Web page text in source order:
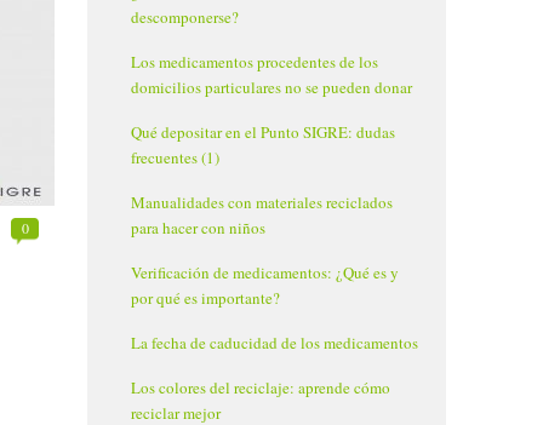
0
descomponerse?
Los medicamentos procedentes de los
domicilios particulares no se pueden donar
Qué depositar en el Punto SIGRE: dudas
frecuentes (1)
Manualidades con materiales reciclados
para hacer con niños
Verificación de medicamentos: ¿Qué es y
por qué es importante?
La fecha de caducidad de los medicamentos
Los colores del reciclaje: aprende cómo
reciclar mejor